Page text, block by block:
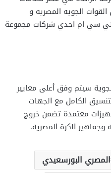
القوات الجويه المصريه و
سي ام احدي شركات مجموعة
سيتم وفق أعلى معايير
الكامل مع الجهات
معتمدة تضمن خروج
الكرة المصرية.
المصري البورسعيدي